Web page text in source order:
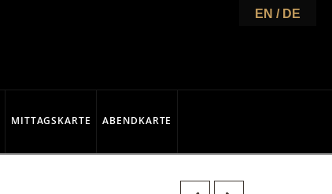
MITTAGSKARTE ABENDKARTE
EN / DE